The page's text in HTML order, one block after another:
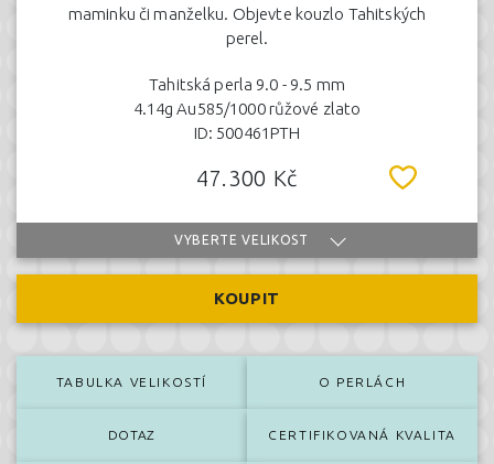
maminku či manželku. Objevte kouzlo Tahitských
perel.
Tahitská perla 9.0 - 9.5 mm
4.14g Au585/1000 růžové zlato
ID: 500461PTH
47.300 Kč
VYBERTE VELIKOST
KOUPIT
TABULKA VELIKOSTÍ O PERLÁCH
DOTAZ CERTIFIKOVANÁ KVALITA